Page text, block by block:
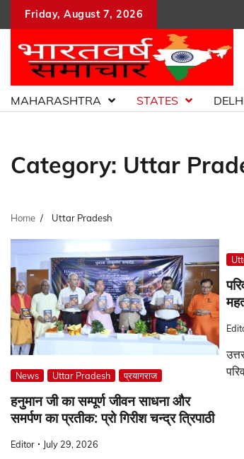
content
Friday, August 7, 2026
MAHARASHTRA STATES
Category: Uttar
Home Uttar Pradesh
News Uttar Pradesh प्रयागराज
हनुमान जी का सम्पूर्ण जीवन साधना और
समर्पण का प्रतीक: प्रो गिरीश चन्द्र त्रिपाठी
Editor July 29, 2026